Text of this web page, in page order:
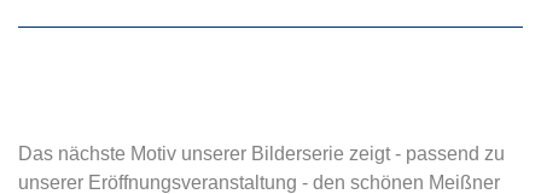
Das nächste Motiv unserer Bilderserie zeigt - passend zu
unserer Eröffnungsveranstaltung - den schönen Meißner